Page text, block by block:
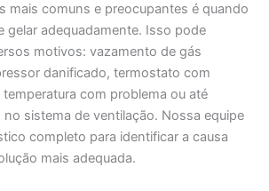
mais comuns e preocupantes é quando
gelar adequadamente. Isso pode
motivos: vazamento de gás
danificado, termostato com
com problema ou até
sistema de ventilação. Nossa equipe
completo para identificar a causa
mais adequada.